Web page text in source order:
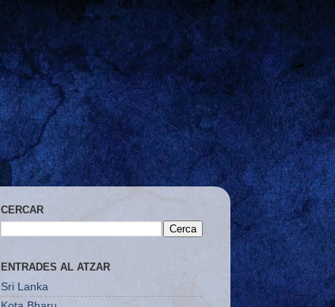
CERCAR
ENTRADES AL ATZAR
Sri Lanka